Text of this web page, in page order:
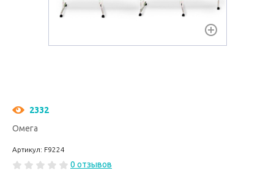
2332
Омега
Артикул: F9224
0 отзывов